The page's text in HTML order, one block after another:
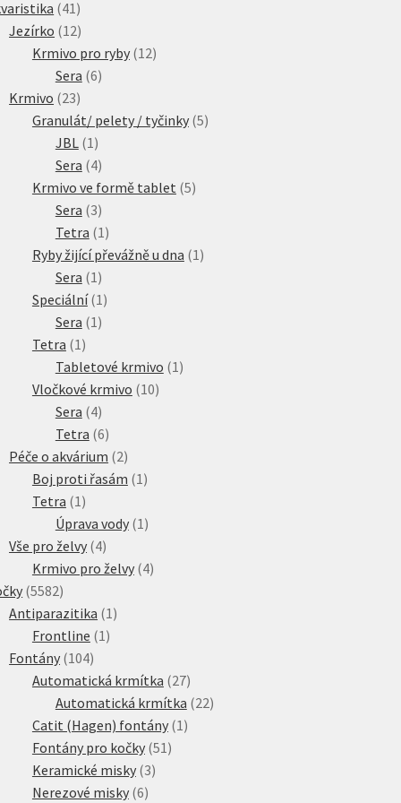
41 41
produktů
Jezírko 1212
produktů
Krmivo pro ryby 1212
Sera 66
Krmivo 2323
produktů
Granulát/ pelety / tyčinky 55
JBL 1 1
produkt
Sera 44
produkty
Krmivo ve formě tablet 55
Sera 33
produkty
Tetra 1 1
produkt
Ryby žijící převážně u dna 1 1
Sera 1 1
produkt
Speciální 1 1
Sera 1 1
Tetra 1 1
produkt
Tabletové krmivo 1 1
Vločkové krmivo 1010
Sera 44
produkty
Tetra 66
produktů
Péče o akvárium 22
produkty
Boj proti řasám 1 1
Tetra 1 1
produkt
Úprava vody 1 1
Vše pro želvy 44
produkty
Krmivo pro želvy 44
55825582
produktů
Antiparazitika 1 1
Frontline 1 1
Fontány 104104
produktů
Automatická krmítka 2727
produktů
Automatická krmítka 2222
Catit (Hagen) fontány 1 1
Fontány pro kočky 51 51
Keramické misky 33
Nerezové misky 66